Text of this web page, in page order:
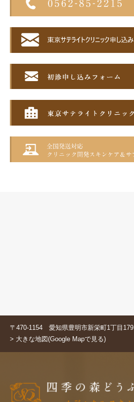
〒470-1154 愛知県豊明市新栄町1丁目179
> 大きな地図(Google Mapで見る)